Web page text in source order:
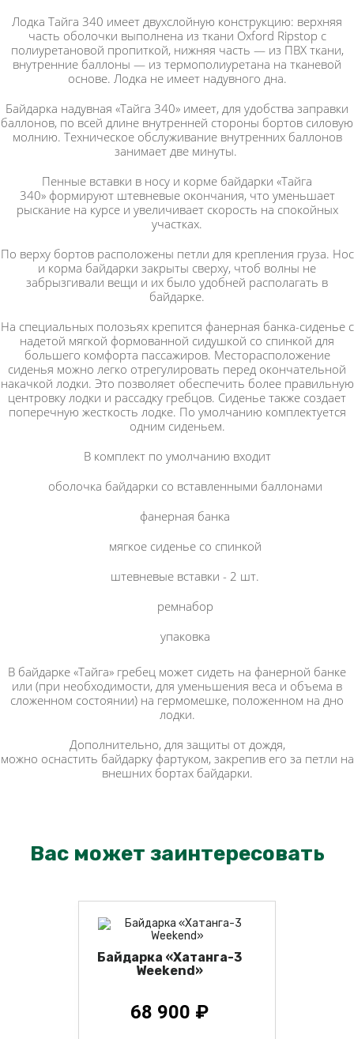
Лодка Тайга 340 имеет двухслойную конструкцию: верхняя
часть оболочки выполнена из ткани Oxford Ripstop с
полиуретановой пропиткой, нижняя часть — из ПВХ ткани,
внутренние баллоны — из термополиуретана на тканевой
основе. Лодка не имеет надувного дна.
Байдарка надувная «Тайга 340» имеет, для удобства заправки
баллонов, по всей длине внутренней стороны бортов силовую
молнию. Техническое обслуживание внутренних баллонов
занимает две минуты.
Пенные вставки в носу и корме байдарки «Тайга
340» формируют штевневые окончания, что уменьшает
рыскание на курсе и увеличивает скорость на спокойных
участках.
По верху бортов расположены петли для крепления груза. Нос
и корма байдарки закрыты сверху, чтоб волны не
забрызгивали вещи и их было удобней располагать в
байдарке.
На специальных полозьях крепится фанерная банка-сиденье с
надетой мягкой формованной сидушкой со спинкой для
большего комфорта пассажиров. Месторасположение
сиденья можно легко отрегулировать перед окончательной
накачкой лодки. Это позволяет обеспечить более правильную
центровку лодки и рассадку гребцов. Сиденье также создает
поперечную жесткость лодке. По умолчанию комплектуется
одним сиденьем.
В комплект по умолчанию входит
оболочка байдарки со вставленными баллонами
фанерная банка
мягкое сиденье со спинкой
штевневые вставки - 2 шт.
ремнабор
упаковка
В байдарке «Тайга» гребец может сидеть на фанерной банке
или (при необходимости, для уменьшения веса и объема в
сложенном состоянии) на гермомешке, положенном на дно
лодки.
Дополнительно, для защиты от дождя,
можно оснастить байдарку фартуком, закрепив его за петли на
внешних бортах байдарки.
Вас может заинтересовать
Байдарка «Хатанга-3
Weekend»
68 900 ₽